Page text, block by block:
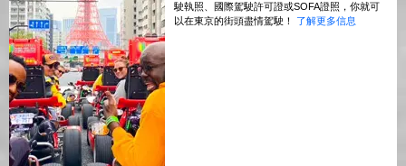
駛執照、國際駕駛許可證或SOFA證照，你就可
以在東京的街頭盡情駕駛！ 了解更多信息